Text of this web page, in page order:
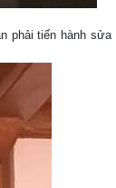
phải tiến hành